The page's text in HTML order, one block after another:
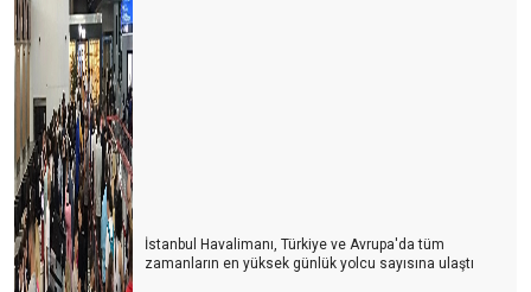
İstanbul Havalimanı, Türkiye ve Avrupa'da tüm
zamanların en yüksek günlük yolcu sayısına ulaştı